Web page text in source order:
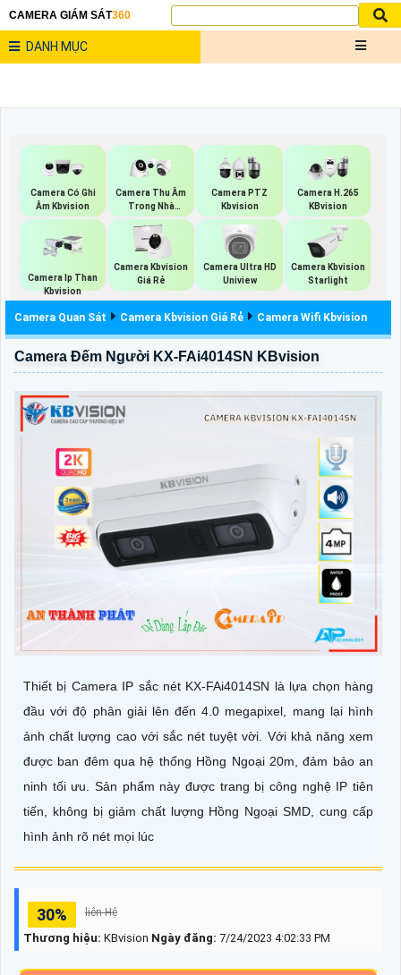
CAMERA GIÁM SÁT360
DANH MỤC
Camera Có Ghi
Âm Kbvision
Camera Thu Âm
Trong Nhà
Kbvision
Camera PTZ
Kbvision
Camera H.265
KBvision
Camera Ip Than
Kbvision
Camera Kbvision
Giá Rẻ
Camera Ultra HD
Uniview
Camera Kbvision
Starlight
Camera Quan Sát Camera Kbvision Giá Rẻ Camera Wifi Kbvision
Camera Đếm Người KX-FAi4014SN KBvision
Thiết bị Camera IP sắc nét KX-FAi4014SN là lựa chọn hàng
đầu với độ phân giải lên đến 4.0 megapixel, mang lại hình
ảnh chất lượng cao với sắc nét tuyệt vời. Với khả năng xem
được ban đêm qua hệ thống Hồng Ngoại 20m, đảm bảo an
ninh tối ưu. Sản phẩm này được trang bị công nghệ IP tiên
tiến, không bị giảm chất lượng Hồng Ngoại SMD, cung cấp
hình ảnh rõ nét mọi lúc
30% liên Hệ
Thương hiệu: KBvision Ngày đăng: 7/24/2023 4:02:33 PM